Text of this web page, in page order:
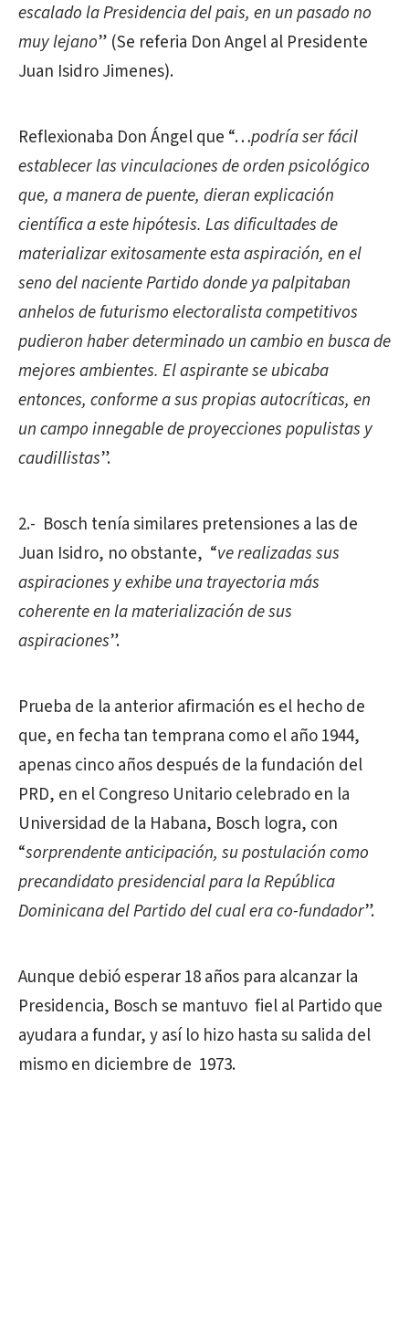
escalado la Presidencia del pais, en un pasado no
muy lejano” (Se referia Don Angel al Presidente
Juan Isidro Jimenes).
Reflexionaba Don Ángel que “…podría ser fácil
establecer las vinculaciones de orden psicológico
que, a manera de puente, dieran explicación
científica a este hipótesis. Las dificultades de
materializar exitosamente esta aspiración, en el
seno del naciente Partido donde ya palpitaban
anhelos de futurismo electoralista competitivos
pudieron haber determinado un cambio en busca de
mejores ambientes. El aspirante se ubicaba
entonces, conforme a sus propias autocríticas, en
un campo innegable de proyecciones populistas y
caudillistas”.
2.- Bosch tenía similares pretensiones a las de
Juan Isidro, no obstante, “ve realizadas sus
aspiraciones y exhibe una trayectoria más
coherente en la materialización de sus
aspiraciones”.
Prueba de la anterior afirmación es el hecho de
que, en fecha tan temprana como el año 1944,
apenas cinco años después de la fundación del
PRD, en el Congreso Unitario celebrado en la
Universidad de la Habana, Bosch logra, con
“sorprendente anticipación, su postulación como
precandidato presidencial para la República
Dominicana del Partido del cual era co-fundador”.
Aunque debió esperar 18 años para alcanzar la
Presidencia, Bosch se mantuvo fiel al Partido que
ayudara a fundar, y así lo hizo hasta su salida del
mismo en diciembre de 1973.